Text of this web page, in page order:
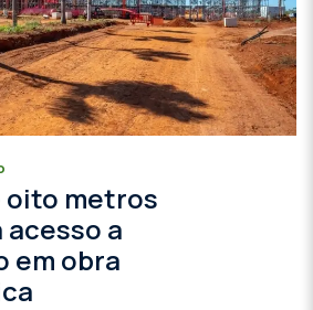
oito metros
a
em obra